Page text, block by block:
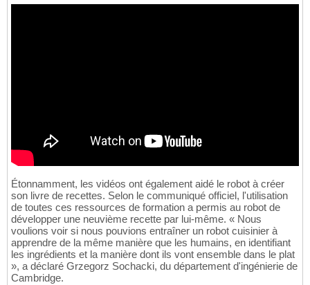
Étonnamment, les vidéos ont également aidé le robot à créer
son livre de recettes. Selon le communiqué officiel, l'utilisation
de toutes ces ressources de formation a permis au robot de
développer une neuvième recette par lui-même. « Nous
voulions voir si nous pouvions entraîner un robot cuisinier à
apprendre de la même manière que les humains, en identifiant
les ingrédients et la manière dont ils vont ensemble dans le plat
», a déclaré Grzegorz Sochacki, du département d'ingénierie de
Cambridge.